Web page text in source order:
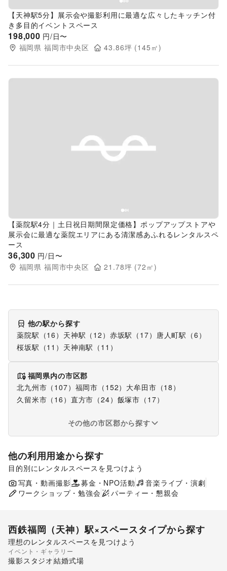
【天神駅5分】展示会や撮影利用に最適な広々したキッチン付
き多目的イベントスペース
198,000 円/日〜
福岡県 福岡市中央区 43.86坪 (145 ㎡)
Previous slide
【薬院駅4分｜土日祝日期間限定価格】ポップアップストアや
展示会に最適な薬院エリアにある清潔感あふれるレンタルスペ
ース
36,300 円/日〜
福岡県 福岡市中央区 21.78坪 (72 ㎡)
他の駅から探す
薬院駅（16） 天神駅（12） 赤坂駅（17） 唐人町駅（6）
桜坂駅（11） 天神南駅（11）
福岡県内の市区郡
北九州市（107） 福岡市（152） 大牟田市（18）
久留米市（16） 直方市（24） 飯塚市（17）
その他の市区郡から探す
他の利用用途から探す
目的別にレンタルスペースを見つけよう
ポップアップストア
食品販売 展示会・個展
写真・動画撮影 募金・NPO活動
音楽ライブ・演劇
ワークショップ・勉強会
パーティー・懇親会
西鉄福岡（天神）駅×スペースタイプから探す
理想のレンタルスペースを見つけよう
ギャラリー・貸し画廊
イベント・ギャラリー
撮影スタジオ結婚式場